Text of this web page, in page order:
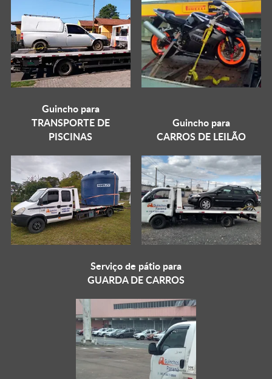
Guincho para
TRANSPORTE DE
PISCINAS
Guincho para
CARROS DE LEILÃO
Serviço de pátio para
GUARDA DE CARROS